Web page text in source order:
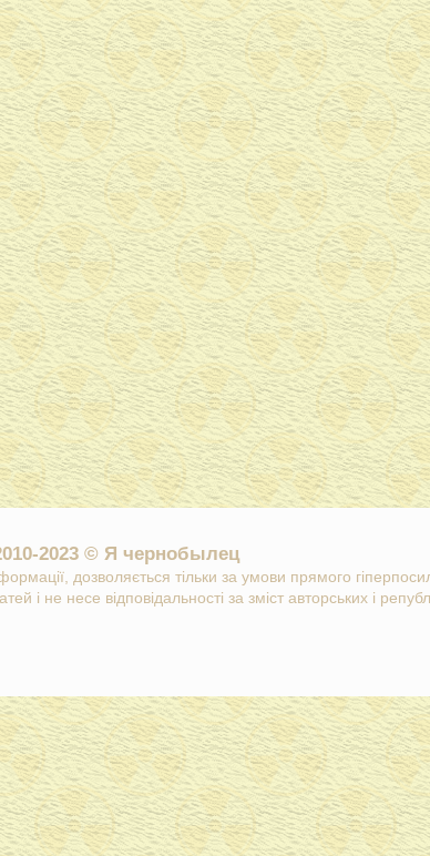
2023 © Я чернобылец
дозволяється тільки за умови прямого
і не несе відповідальності за зміст авторських і